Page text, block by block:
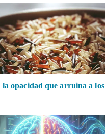
opacidad que arruina a los